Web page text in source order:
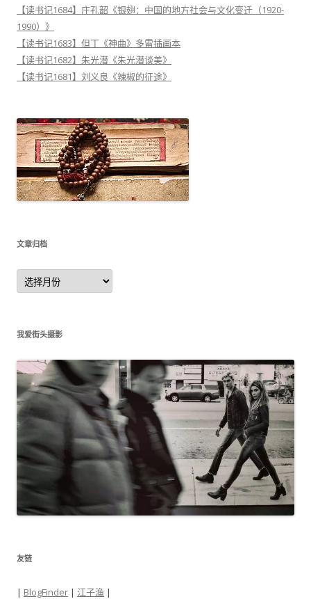
【读书记1684】庄孔韶《银翅：中国的地方社会与文化变迁（1920-
1990）》
【读书记1683】但丁《神曲》多雷插画本
【读书记1682】朱光潜《朱光潜谈美》
【读书记1681】刘义良《辣椒的征途》
文章归档
文
章
归
我爱街头摄影
友链
| BlogFinder | 江子渔 |